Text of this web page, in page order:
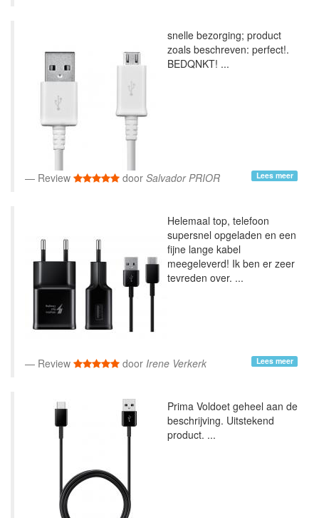
snelle bezorging; product
zoals beschreven: perfect!.
BEDQNKT! ...
Review door Salvador PRIOR Lees meer
Helemaal top, telefoon
supersnel opgeladen en een
fijne lange kabel
meegeleverd! Ik ben er zeer
tevreden over. ...
Review door Irene Verkerk Lees meer
Prima Voldoet geheel aan de
beschrijving. Uitstekend
product. ...